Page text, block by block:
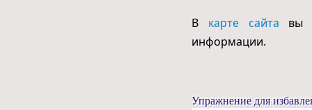
В карте сайта вы
информации.
Упражнение для